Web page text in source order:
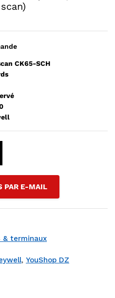
CK65-SCH
PAR E-MAIL
& terminaux
, YouShop DZ